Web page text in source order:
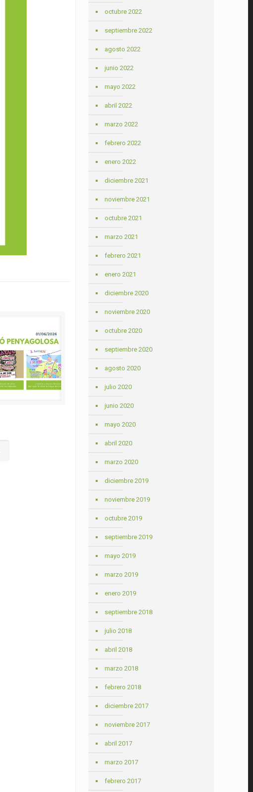
octubre 2022
septiembre 2022
agosto 2022
junio 2022
mayo 2022
abril 2022
marzo 2022
febrero 2022
enero 2022
diciembre 2021
noviembre 2021
octubre 2021
marzo 2021
febrero 2021
enero 2021
diciembre 2020
noviembre 2020
octubre 2020
septiembre 2020
agosto 2020
julio 2020
junio 2020
mayo 2020
abril 2020
marzo 2020
diciembre 2019
noviembre 2019
octubre 2019
septiembre 2019
mayo 2019
marzo 2019
enero 2019
septiembre 2018
julio 2018
abril 2018
marzo 2018
febrero 2018
diciembre 2017
noviembre 2017
abril 2017
marzo 2017
febrero 2017